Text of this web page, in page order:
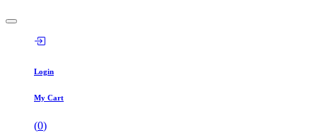
Login
My Cart
(0)